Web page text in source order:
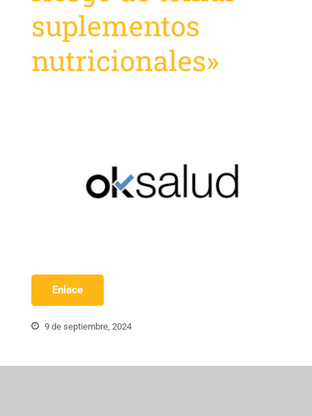
suplementos
nutricionales»
Enlace
9 de septiembre, 2024